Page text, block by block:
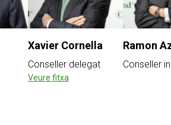
Xavier Cornella
Conseller delegat
Veure fitxa
Ramon
Conseller